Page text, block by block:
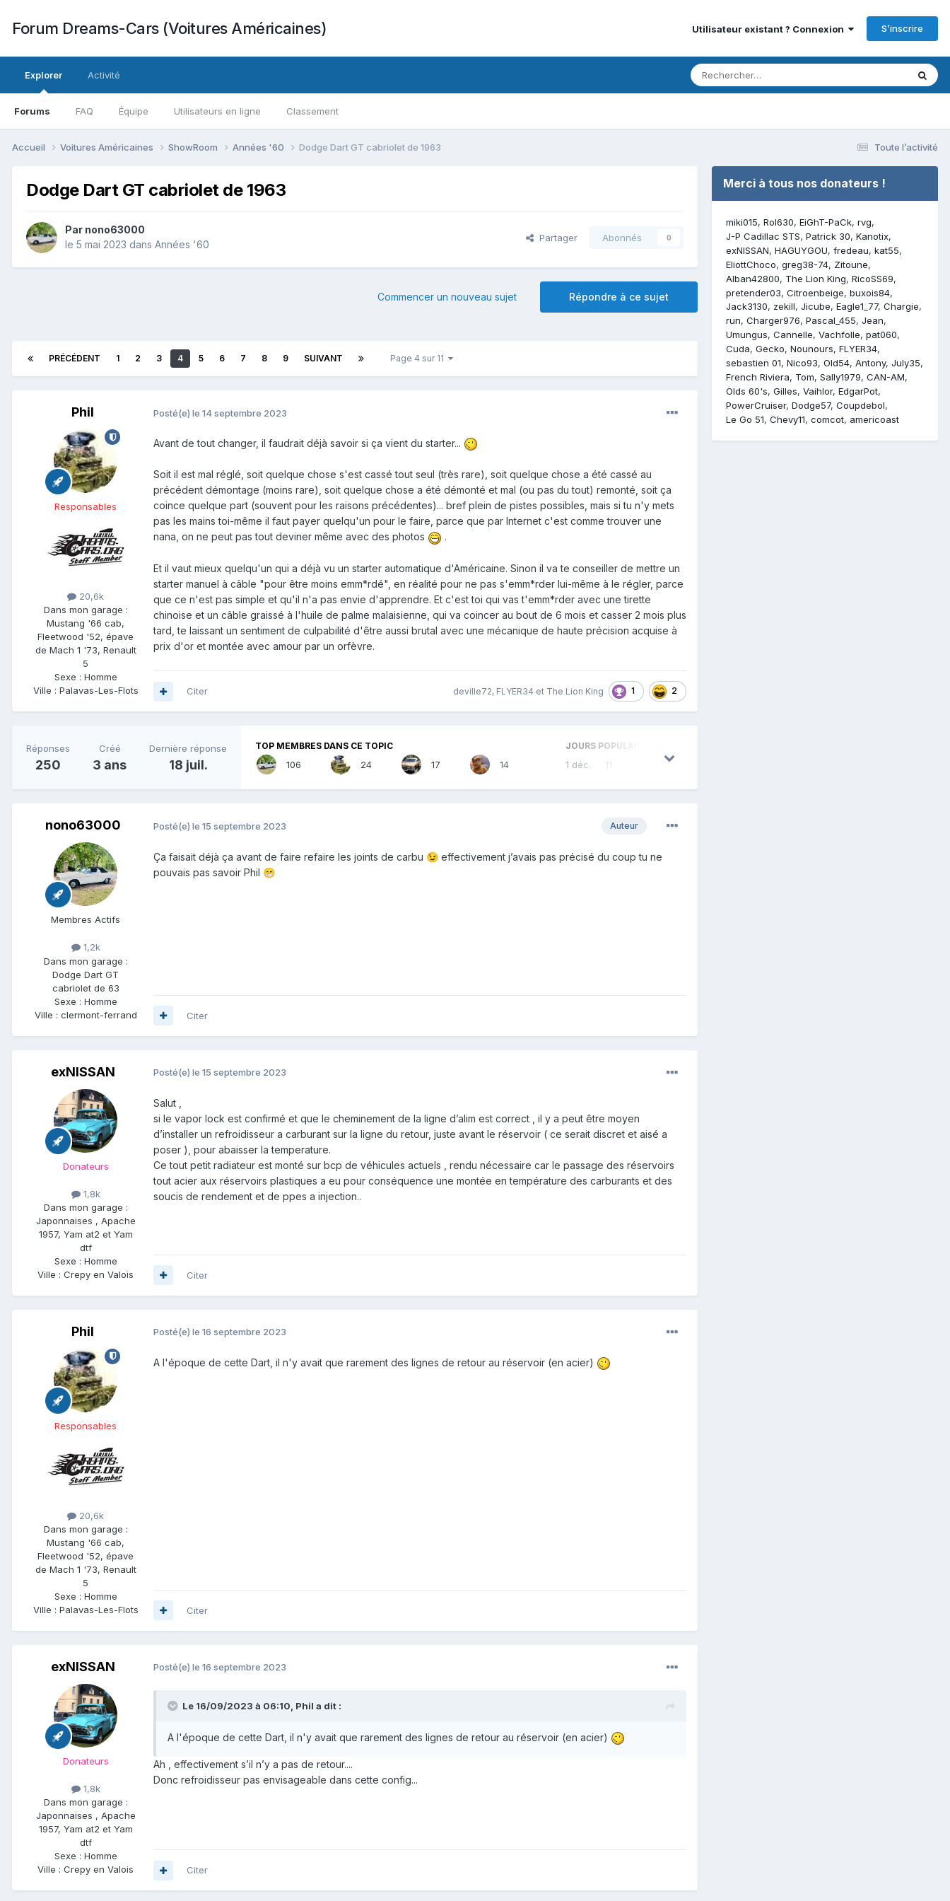
Forum Dreams-Cars (Voitures Américaines) Utilisateur existant ? Connexion S’inscrire
Explorer
Forums FAQ Équipe Utilisateurs en ligne Classement
Activité
Toute l’activité
Accueil Voitures Américaines ShowRoom Années '60 Dodge Dart GT cabriolet de 1963
Dodge Dart GT cabriolet de 1963
Par nono63000
le 5 mai 2023 dans Années '60
Partager Abonnés 0
Répondre à ce sujet
Commencer un nouveau sujet
PRÉCÉDENT 1 2 3 4 5 6 7 8 9 SUIVANT Page 4 sur 11
Phil
Responsables
20,6k
Dans mon garage :
Mustang '66 cab,
Fleetwood '52, épave
de Mach 1 '73, Renault
5
Sexe : Homme
Ville : Palavas-Les-Flots
Posté(e) le 14 septembre 2023
Avant de tout changer, il faudrait déjà savoir si ça vient du starter...
Soit il est mal réglé, soit quelque chose s'est cassé tout seul (très rare), soit quelque chose a été cassé au
précédent démontage (moins rare), soit quelque chose a été démonté et mal (ou pas du tout) remonté, soit ça
coince quelque part (souvent pour les raisons précédentes)... bref plein de pistes possibles, mais si tu n'y mets
pas les mains toi-même il faut payer quelqu'un pour le faire, parce que par Internet c'est comme trouver une
nana, on ne peut pas tout deviner même avec des photos
.
Et il vaut mieux quelqu'un qui a déjà vu un starter automatique d'Américaine. Sinon il va te conseiller de mettre un
starter manuel à câble "pour être moins emm*rdé", en réalité pour ne pas s'emm*rder lui-même à le régler, parce
que ce n'est pas simple et qu'il n'a pas envie d'apprendre. Et c'est toi qui vas t'emm*rder avec une tirette
chinoise et un câble graissé à l'huile de palme malaisienne, qui va coincer au bout de 6 mois et casser 2 mois plus
tard, te laissant un sentiment de culpabilité d'être aussi brutal avec une mécanique de haute précision acquise à
prix d'or et montée avec amour par un orfèvre.
deville72, FLYER34 et The Lion King 1 2
Citer
Réponses
250
Créé
3 ans
Dernière réponse
18 juil.
TOP MEMBRES DANS CE TOPIC
106 24 17 14
JOURS POPULAIRES
1 déc. 11 30 avril
nono63000
Membres Actifs
1,2k
Dans mon garage :
Dodge Dart GT
cabriolet de 63
Sexe : Homme
Ville : clermont-ferrand
Auteur
Posté(e) le 15 septembre 2023
Ça faisait déjà ça avant de faire refaire les joints de carbu 😉 effectivement j’avais pas précisé du coup tu ne
pouvais pas savoir Phil 😁
Citer
exNISSAN
Donateurs
1,8k
Dans mon garage :
Japonnaises , Apache
1957, Yam at2 et Yam
dtf
Sexe : Homme
Ville : Crepy en Valois
Posté(e) le 15 septembre 2023
Salut ,
si le vapor lock est confirmé et que le cheminement de la ligne d’alim est correct , il y a peut être moyen
d’installer un refroidisseur a carburant sur la ligne du retour, juste avant le réservoir ( ce serait discret et aisé a
poser ), pour abaisser la temperature.
Ce tout petit radiateur est monté sur bcp de véhicules actuels , rendu nécessaire car le passage des réservoirs
tout acier aux réservoirs plastiques a eu pour conséquence une montée en température des carburants et des
soucis de rendement et de ppes a injection..
Citer
Phil
Responsables
20,6k
Dans mon garage :
Mustang '66 cab,
Fleetwood '52, épave
de Mach 1 '73, Renault
5
Sexe : Homme
Ville : Palavas-Les-Flots
Posté(e) le 16 septembre 2023
A l'époque de cette Dart, il n'y avait que rarement des lignes de retour au réservoir (en acier)
Citer
exNISSAN
Donateurs
1,8k
Dans mon garage :
Japonnaises , Apache
1957, Yam at2 et Yam
dtf
Sexe : Homme
Ville : Crepy en Valois
Posté(e) le 16 septembre 2023
Le 16/09/2023 à 06:10, Phil a dit :
A l'époque de cette Dart, il n'y avait que rarement des lignes de retour au réservoir (en acier)
Ah , effectivement s’il n’y a pas de retour....
Donc refroidisseur pas envisageable dans cette config...
Citer
Merci à tous nos donateurs !
miki015 Rol630 EiGhT-PaCk rvg
J-P Cadillac STS Patrick 30 Kanotix
exNISSAN HAGUYGOU fredeau kat55
EliottChoco greg38-74 Zitoune
Alban42800
The Lion King RicoSS69
pretender03 Citroenbeige buxois84
Jack3130
zekill Jicube Eagle1_77 Chargie
run Charger976 Pascal_455 Jean
Umungus Cannelle Vachfolle pat060
Cuda Gecko Nounours FLYER34
sebastien 01 Nico93 Old54 Antony July35
French Riviera
Tom Sally1979 CAN-AM
Olds 60's Gilles Vaihlor EdgarPot
PowerCruiser Dodge57 Coupdebol
Le Go 51 Chevy11 comcot americoast